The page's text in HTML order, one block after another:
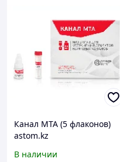
Канал МТА (5 флаконов)
astom.kz
В наличии